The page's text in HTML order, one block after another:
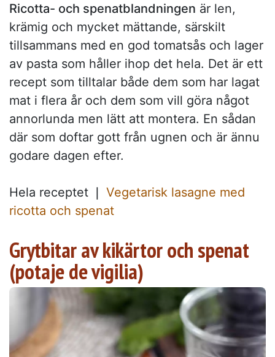
Ricotta- och spenatblandningen är len,
krämig och mycket mättande, särskilt
tillsammans med en god tomatsås och lager
av pasta som håller ihop det hela. Det är ett
recept som tilltalar både dem som har lagat
mat i flera år och dem som vill göra något
annorlunda men lätt att montera. En sådan
där som doftar gott från ugnen och är ännu
godare dagen efter.
Hela receptet ❘ Vegetarisk lasagne med
ricotta och spenat
Grytbitar av kikärtor och spenat
(potaje de vigilia)